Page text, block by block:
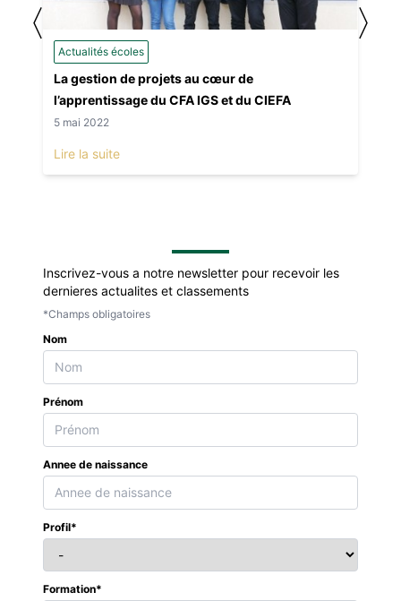
Actualités écoles
La gestion de projets au cœur de
l’apprentissage du CFA IGS et du CIEFA
5 mai 2022
Lire la suite
〈 〉
Inscrivez-vous a notre newsletter pour recevoir les
dernieres actualites et classements
*Champs obligatoires
Nom
Prénom
Annee de naissance
Profil*
Formation*